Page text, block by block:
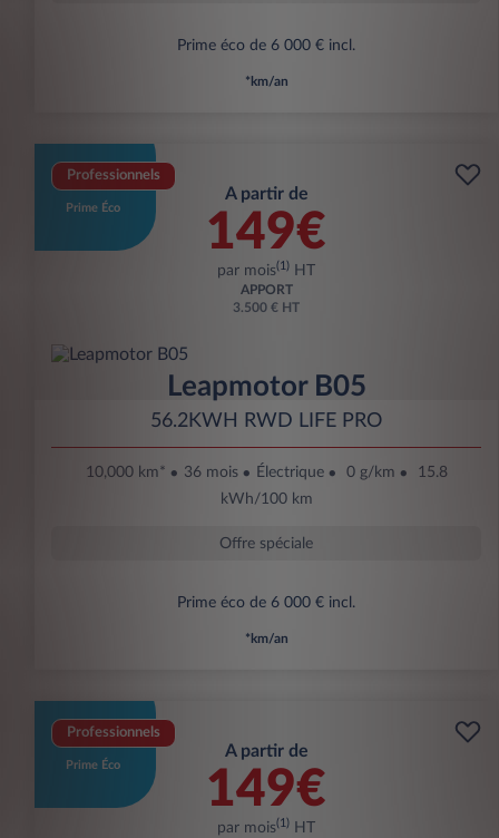
Prime éco de 6 000 € incl.
*km/an
Professionnels
Prime Éco
A partir de
149€
par mois(1) HT
APPORT
3.500 € HT
Leapmotor B05
56.2KWH RWD LIFE PRO
10,000 km* 36 mois Électrique 0 g/km
15.8
kWh/100 km
Offre spéciale
Prime éco de 6 000 € incl.
*km/an
Professionnels
Prime Éco
A partir de
149€
par mois(1) HT